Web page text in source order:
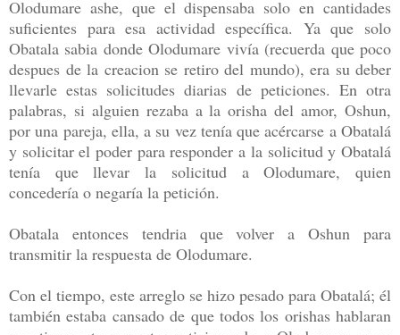
Olodumare ashe, que el dispensaba solo en cantidades
suficientes para esa actividad específica. Ya que solo
Obatala sabia donde Olodumare vivía (recuerda que poco
despues de la creacion se retiro del mundo), era su deber
llevarle estas solicitudes diarias de peticiones. En otra
palabras, si alguien rezaba a la orisha del amor, Oshun,
por una pareja, ella, a su vez tenía que acércarse a Obatalá
y solicitar el poder para responder a la solicitud y Obatalá
tenía que llevar la solicitud a Olodumare, quien
concedería o negaría la petición.
Obatala entonces tendria que volver a Oshun para
transmitir la respuesta de Olodumare.
Con el tiempo, este arreglo se hizo pesado para Obatalá; él
también estaba cansado de que todos los orishas hablaran